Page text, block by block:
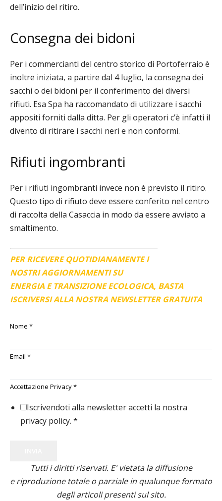
dell’inizio del ritiro.
Consegna dei bidoni
Per i commercianti del centro storico di Portoferraio è
inoltre iniziata, a partire dal 4 luglio, la consegna dei
sacchi o dei bidoni per il conferimento dei diversi
rifiuti. Esa Spa ha raccomandato di utilizzare i sacchi
appositi forniti dalla ditta. Per gli operatori c’è infatti il
divento di ritirare i sacchi neri e non conformi.
Rifiuti ingombranti
Per i rifiuti ingombranti invece non è previsto il ritiro.
Questo tipo di rifiuto deve essere conferito nel centro
di raccolta della Casaccia in modo da essere avviato a
smaltimento.
PER RICEVERE QUOTIDIANAMENTE I
NOSTRI AGGIORNAMENTI SU
ENERGIA E TRANSIZIONE ECOLOGICA, BASTA
ISCRIVERSI ALLA NOSTRA NEWSLETTER GRATUITA
Nome *
Email *
Accettazione Privacy*
Iscrivendoti alla newsletter accetti la nostra
privacy policy. *
Tutti i diritti riservati. E' vietata la diffusione
e riproduzione totale o parziale in qualunque formato
degli articoli presenti sul sito.